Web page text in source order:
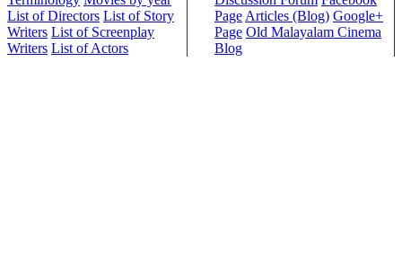
List of Directors List of Story
Writers List of Screenplay
Writers List of Actors
Page Articles (Blog) Google+
Page Old Malayalam Cinema
Blog